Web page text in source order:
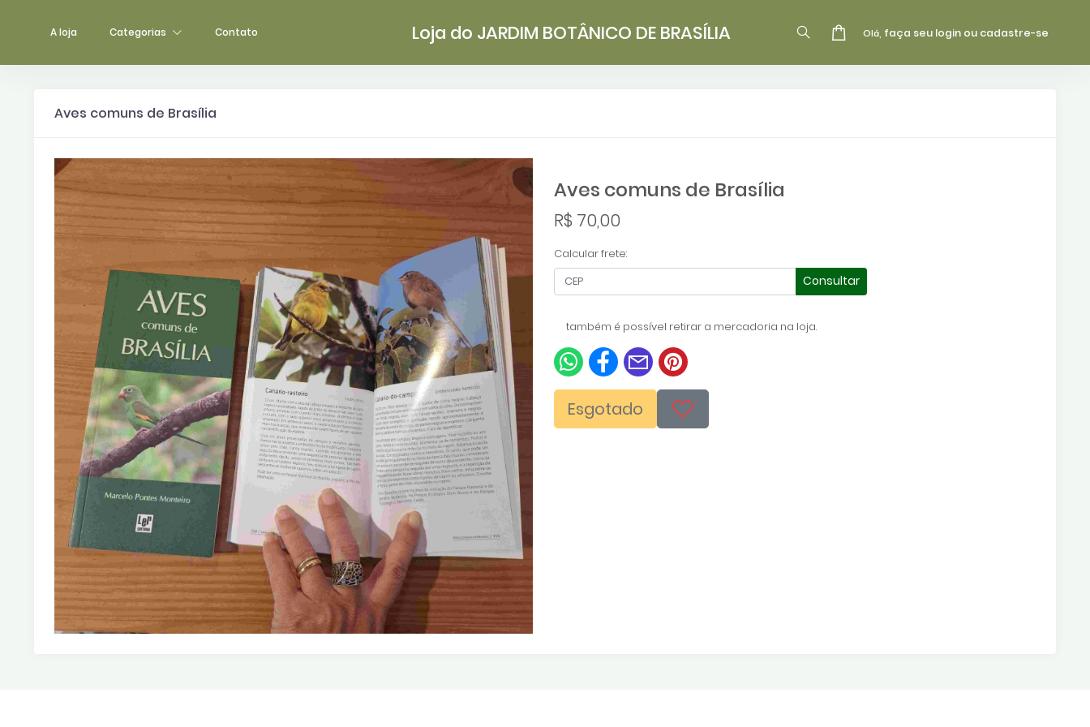
A loja Categorias Contato Loja do JARDIM BOTÂNICO DE BRASÍLIA Olá, faça seu login ou cadastre-se
Aves comuns de Brasília
Aves comuns de Brasília
R$ 70,00
Calcular frete:
Consultar
também é possível retirar a mercadoria na loja.
Esgotado